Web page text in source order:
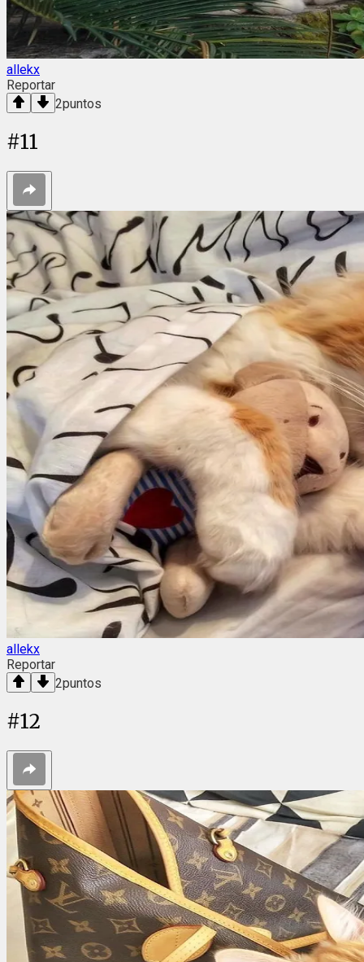
allekx
Reportar
2puntos
#11
allekx
Reportar
2puntos
#12